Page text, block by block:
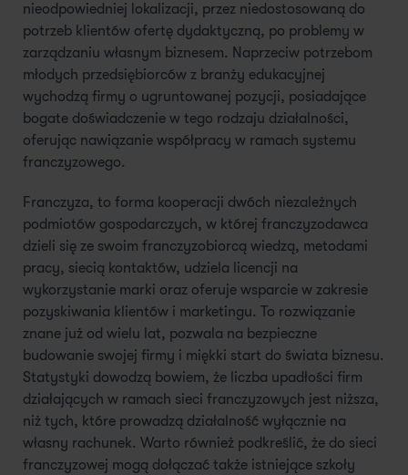
nieodpowiedniej lokalizacji, przez niedostosowaną do
potrzeb klientów ofertę dydaktyczną, po problemy w
zarządzaniu własnym biznesem. Naprzeciw potrzebom
młodych przedsiębiorców z branży edukacyjnej
wychodzą firmy o ugruntowanej pozycji, posiadające
bogate doświadczenie w tego rodzaju działalności,
oferując nawiązanie współpracy w ramach systemu
franczyzowego.
Franczyza, to forma kooperacji dwóch niezależnych
podmiotów gospodarczych, w której franczyzodawca
dzieli się ze swoim franczyzobiorcą wiedzą, metodami
pracy, siecią kontaktów, udziela licencji na
wykorzystanie marki oraz oferuje wsparcie w zakresie
pozyskiwania klientów i marketingu. To rozwiązanie
znane już od wielu lat, pozwala na bezpieczne
budowanie swojej firmy i miękki start do świata biznesu.
Statystyki dowodzą bowiem, że liczba upadłości firm
działających w ramach sieci franczyzowych jest niższa,
niż tych, które prowadzą działalność wyłącznie na
własny rachunek. Warto również podkreślić, że do sieci
franczyzowej mogą dołączać także istniejące szkoły